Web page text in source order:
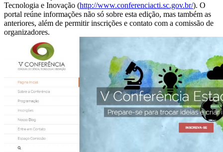
Tecnologia e Inovação (http://www.conferenciacti.sc.gov.br/). O
portal reúne informações não só sobre esta edição, mas também as
anteriores, além de permitir inscrições e contato com a comissão de
organizadores.